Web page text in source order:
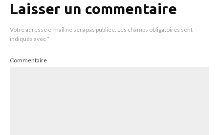
Laisser un commentaire
Votre adresse e-mail ne sera pas publiée. Les champs obligatoires sont
indiqués avec*
Commentaire